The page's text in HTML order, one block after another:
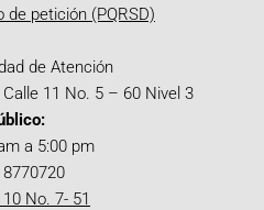
petición (PQRSD)
de Atención
11 No. 5 – 60 Nivel 3
a 5:00 pm
No. 7- 51